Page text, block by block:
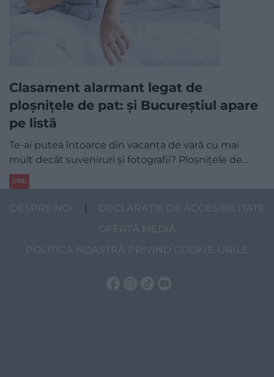
Clasament alarmant legat de
ploșnițele de pat: și Bucureștiul apare
pe listă
Te-ai putea întoarce din vacanța de vară cu mai
mult decât suveniruri și fotografii? Ploșnițele de…
UTIL